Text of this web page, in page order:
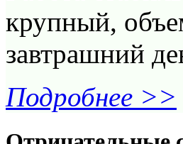
крупный,
завтрашний
Подробнее >>